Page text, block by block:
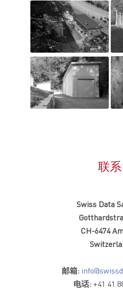
联系
Swiss Data
CH-6474
邮箱:
电话:+41 41